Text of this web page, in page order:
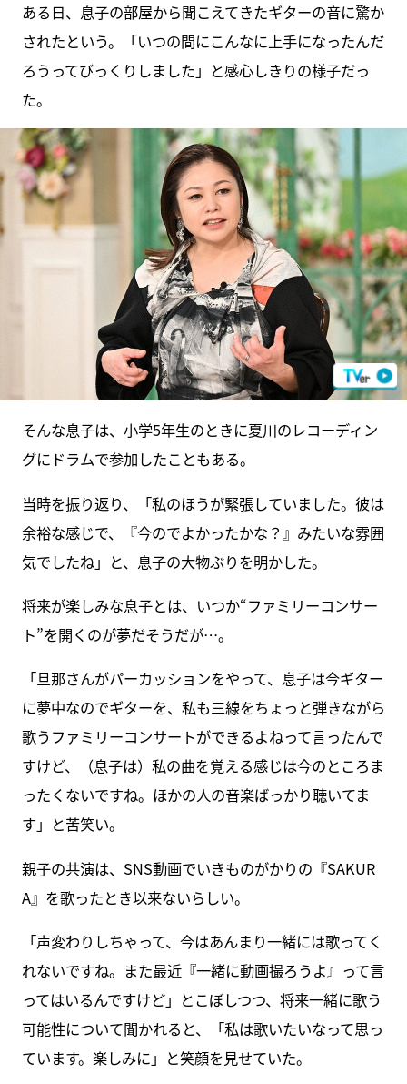
ある日、息子の部屋から聞こえてきたギターの音に驚か
されたという。「いつの間にこんなに上手になったんだ
ろうってびっくりしました」と感心しきりの様子だっ
た。
そんな息子は、小学5年生のときに夏川のレコーディン
グにドラムで参加したこともある。
当時を振り返り、「私のほうが緊張していました。彼は
余裕な感じで、『今のでよかったかな？』みたいな雰囲
気でしたね」と、息子の大物ぶりを明かした。
将来が楽しみな息子とは、いつか“ファミリーコンサー
ト”を開くのが夢だそうだが…。
「旦那さんがパーカッションをやって、息子は今ギター
に夢中なのでギターを、私も三線をちょっと弾きながら
歌うファミリーコンサートができるよねって言ったんで
すけど、（息子は）私の曲を覚える感じは今のところま
ったくないですね。ほかの人の音楽ばっかり聴いてま
す」と苦笑い。
親子の共演は、SNS動画でいきものがかりの『SAKUR
A』を歌ったとき以来ないらしい。
「声変わりしちゃって、今はあんまり一緒には歌ってく
れないですね。また最近『一緒に動画撮ろうよ』って言
ってはいるんですけど」とこぼしつつ、将来一緒に歌う
可能性について聞かれると、「私は歌いたいなって思っ
ています。楽しみに」と笑顔を見せていた。